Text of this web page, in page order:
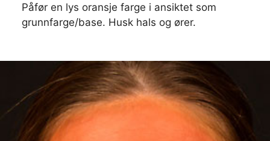
Påfør en lys oransje farge i ansiktet som
grunnfarge/base. Husk hals og ører.